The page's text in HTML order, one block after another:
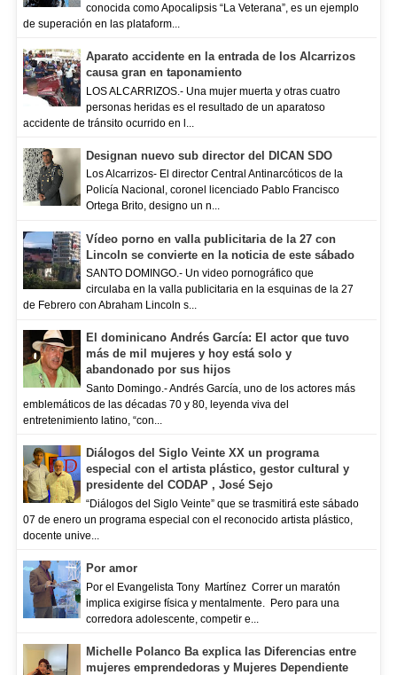
conocida como Apocalipsis “La Veterana”, es un ejemplo
de superación en las plataform...
Aparato accidente en la entrada de los Alcarrizos
causa gran en taponamiento
LOS ALCARRIZOS.- Una mujer muerta y otras cuatro
personas heridas es el resultado de un aparatoso
accidente de tránsito ocurrido en l...
Designan nuevo sub director del DICAN SDO
Los Alcarrizos- El director Central Antinarcóticos de la
Policía Nacional, coronel licenciado Pablo Francisco
Ortega Brito, designo un n...
Vídeo porno en valla publicitaria de la 27 con
Lincoln se convierte en la noticia de este sábado
SANTO DOMINGO.- Un video pornográfico que
circulaba en la valla publicitaria en la esquinas de la 27
de Febrero con Abraham Lincoln s...
El dominicano Andrés García: El actor que tuvo
más de mil mujeres y hoy está solo y
abandonado por sus hijos
Santo Domingo.- Andrés García, uno de los actores más
emblemáticos de las décadas 70 y 80, leyenda viva del
entretenimiento latino, “con...
Diálogos del Siglo Veinte XX un programa
especial con el artista plástico, gestor cultural y
presidente del CODAP , José Sejo
“Diálogos del Siglo Veinte” que se trasmitirá este sábado
07 de enero un programa especial con el reconocido artista plástico,
docente unive...
Por amor
Por el Evangelista Tony Martínez Correr un maratón
implica exigirse física y mentalmente. Pero para una
corredora adolescente, competir e...
Michelle Polanco Ba explica las Diferencias entre
mujeres emprendedoras y Mujeres Dependiente